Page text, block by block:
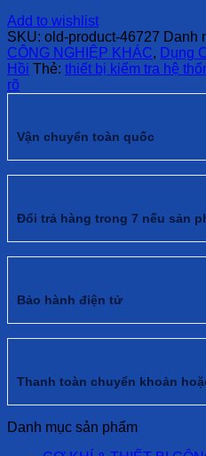
Add to wishlist
SKU: old-product-46727 Danh
CÔNG NGHIỆP KHÁC, Dụng
Hồi Thẻ: thiết bị kiểm tra hệ
rõ
Vận chuyển toàn quốc
Đổi trả hàng trong 7 nếu sản
Bảo hành điện tử
Thanh toàn chuyển khoản
Danh mục sản phẩm